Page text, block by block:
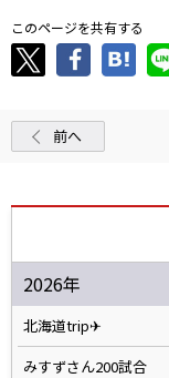
このページを共有する
前へ
2026年
北海道trip✈
みすずさん200試合